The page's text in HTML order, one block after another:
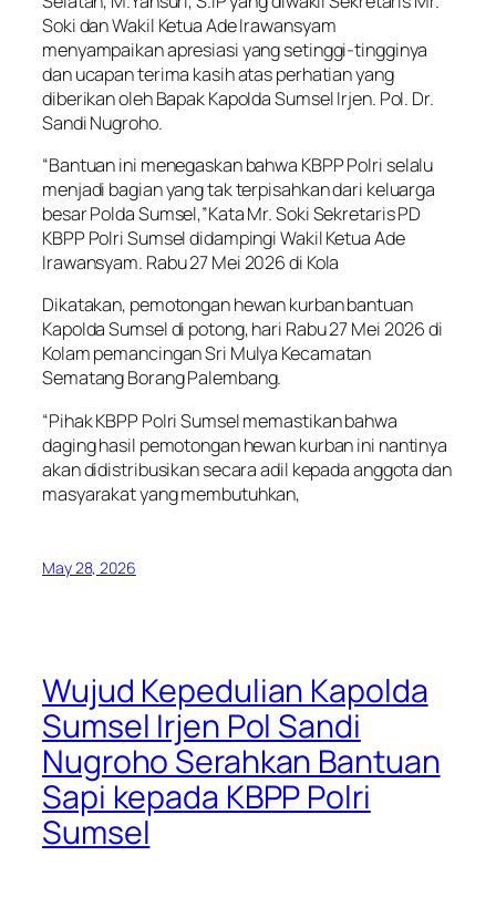
Soki dan Wakil Ketua Ade Irawansyam
menyampaikan apresiasi yang setinggi-tingginya
dan ucapan terima kasih atas perhatian yang
diberikan oleh Bapak Kapolda Sumsel Irjen. Pol. Dr.
Sandi Nugroho.
“Bantuan ini menegaskan bahwa KBPP Polri selalu
menjadi bagian yang tak terpisahkan dari keluarga
besar Polda Sumsel,”Kata Mr. Soki Sekretaris PD
KBPP Polri Sumsel didampingi Wakil Ketua Ade
Irawansyam. Rabu 27 Mei 2026 di Kola
Dikatakan, pemotongan hewan kurban bantuan
Kapolda Sumsel di potong, hari Rabu 27 Mei 2026 di
Kolam pemancingan Sri Mulya Kecamatan
Sematang Borang Palembang.
“Pihak KBPP Polri Sumsel memastikan bahwa
daging hasil pemotongan hewan kurban ini nantinya
akan didistribusikan secara adil kepada anggota dan
masyarakat yang membutuhkan,
May 28, 2026
Wujud Kepedulian Kapolda
Sumsel Irjen Pol Sandi
Nugroho Serahkan Bantuan
Sapi kepada KBPP Polri
Sumsel